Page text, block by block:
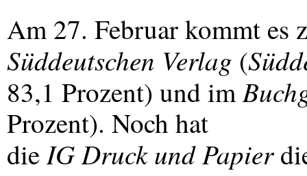
Am 27. Februar kommt es
Süddeutschen Verlag (
83,1 Prozent) und im
Prozent). Noch hat
dieIG Druck und Papier